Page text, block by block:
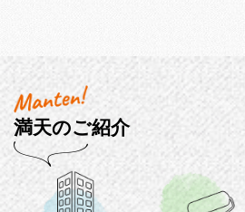
満天のご紹介